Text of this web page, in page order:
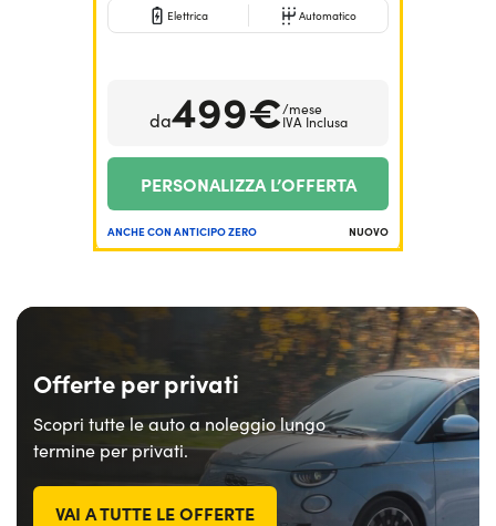
Elettrica Automatico
da499€/mese
IVA Inclusa
PERSONALIZZA L’OFFERTA
ANCHE CON ANTICIPO ZERO NUOVO
Offerte per privati
Scopri tutte le auto a noleggio lungo
termine per privati.
VAI A TUTTE LE OFFERTE